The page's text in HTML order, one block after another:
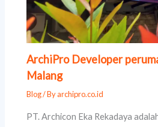
ArchiPro Developer
Malang
Blog/ Byarchipro.co.id
PT. Archicon Eka Rekadaya